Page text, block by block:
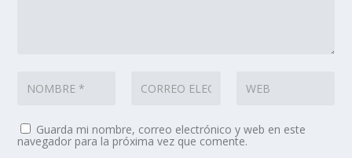
Guarda mi nombre, correo electrónico y web en este
navegador para la próxima vez que comente.